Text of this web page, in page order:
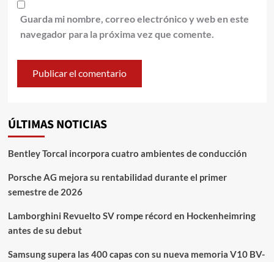
Guarda mi nombre, correo electrónico y web en este
navegador para la próxima vez que comente.
ÚLTIMAS NOTICIAS
Bentley Torcal incorpora cuatro ambientes de conducción
Porsche AG mejora su rentabilidad durante el primer
semestre de 2026
Lamborghini Revuelto SV rompe récord en Hockenheimring
antes de su debut
Samsung supera las 400 capas con su nueva memoria V10 BV-